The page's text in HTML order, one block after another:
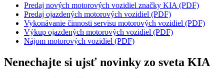
Predaj nových motorových vozidiel značky KIA (PDF)
Predaj ojazdených motorových vozidiel (PDF)
Vykonávanie činnosti servisu motorových vozidiel (PDF)
Výkup ojazdených motorových vozidiel (PDF)
Nájom motorových vozidiel (PDF)
Nenechajte si ujsť novinky zo sveta KIA